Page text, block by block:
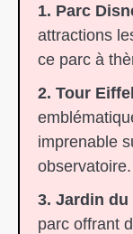
1. Parc
attractions
ce parc à
2. Tour
imprenable
observatoire.
3. Jardin
parc offrant